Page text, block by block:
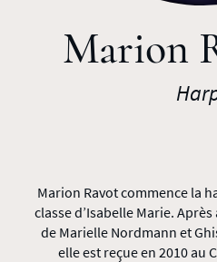
Marion
Marion Ravot commence la
classe d’Isabelle Marie.
de Marielle Nordmann et
elle est reçue en 2010 au